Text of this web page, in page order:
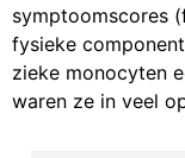
symptoomscores
fysieke
zieke monocyten
waren ze in veel